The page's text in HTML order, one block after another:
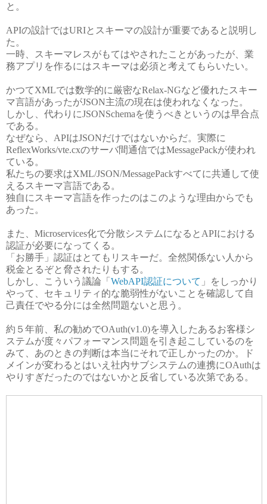
と。
APIの設計ではURIとスキーマの設計が重要であると説明し
た。
一時、スキーマレスがもてはやされたことがあったが、業
務アプリを作るにはスキーマは必須と考えてもらいたい。
かつてXMLでは数学的に厳密なRelax-NGなど優れたスキー
マ言語があったがJSON主流の現在は使われなくなった。
しかし、代わりにJSONSchemaを使うべきというのは早合点
である。
なぜなら、APIはJSONだけではないからだ。実際に
ReflexWorks/vte.cxのサーバ間通信ではMessagePackが使われ
ている。
私たちの要求はXML/JSON/MessagePackすべてに共通して使
えるスキーマ言語である。
独自にスキーマ言語を作ったのはこのような理由からでも
あった。
また、Microservices化で分散システムになるとAPIにおける
認証が必要になってくる。
「お勝手」認証はとてもリスキーだ。全然関係ない人から
税金とるぞと脅されたりもする。
しかし、こういう議論「 WebAPI認証について 」をしっかり
やって、セキュリティ的な脆弱性がないことを確認して自
己責任でやる分には全然問題ないと思う。
約５年前、私の勧めでOAuth(v1.0)を導入したあるお客様シ
ステムが度々パフォーマンス問題を引き起こしているのを
みて、あのときの判断は本当にそれで正しかったのか。ド
メインが変わるとはいえ社内サブシステムの連携にOAuthは
やりすぎだったのではないかと反省している次第である。